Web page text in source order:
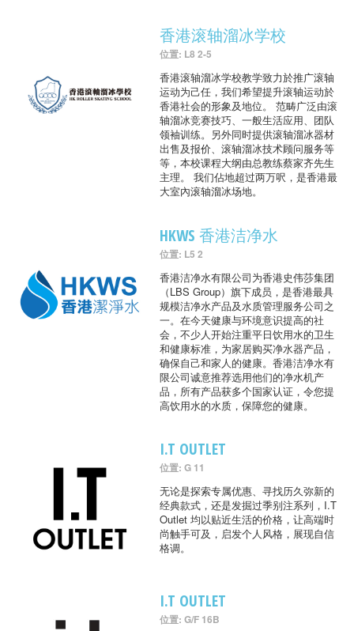
香港滚轴溜冰学校
位置: L8 2-5
香港滚轴溜冰学校教学致力於推广滚轴
运动为己任，我们希望提升滚轴运动於
香港社会的形象及地位。 范畴广泛由滚
轴溜冰竞赛技巧、一般生活应用、团队
领袖训练。另外同时提供滚轴溜冰器材
出售及报价、滚轴溜冰技术顾问服务等
等，本校课程大纲由总教练蔡家齐先生
主理。 我们佔地超过两万呎，是香港最
大室內滚轴溜冰场地。
HKWS 香港洁净水
位置: L5 2
香港洁净水有限公司为香港史伟莎集团
（LBS Group）旗下成员，是香港最具
规模洁净水产品及水质管理服务公司之
一。在今天健康与环境意识提高的社
会，不少人开始注重平日饮用水的卫生
和健康标准，为家居购买净水器产品，
确保自己和家人的健康。香港洁净水有
限公司诚意推荐选用他们的净水机产
品，所有产品获多个国家认证，令您提
高饮用水的水质，保障您的健康。
I.T OUTLET
位置: G 11
无论是探索专属优惠、寻找历久弥新的
经典款式，还是发掘过季别注系列，I.T
Outlet 均以贴近生活的价格，让高端时
尚触手可及，启发个人风格，展现自信
格调。
I.T OUTLET
位置: G/F 16B